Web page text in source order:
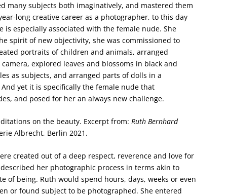
many subjects both imaginatively, and mastered them
long creative career as a photographer, to this day
is especially associated with the female nude. She
spirit of new objectivity, she was commissioned to
portraits of children and animals, arranged
explored leaves and blossoms in black and
as subjects, and arranged parts of dolls in a
yet it is specifically the female nude that
and posed for her an always new challenge.
on the beauty. Excerpt from: Ruth Bernhard
Albrecht, Berlin 2021.
created out of a deep respect, reverence and love for
her photographic process in terms akin to
of being. Ruth would spend hours, days, weeks or even
or found subject to be photographed. She entered